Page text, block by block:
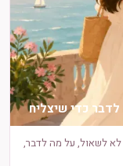
לדבר כדי שיצליח
לא לשאול, על מה לדבר,